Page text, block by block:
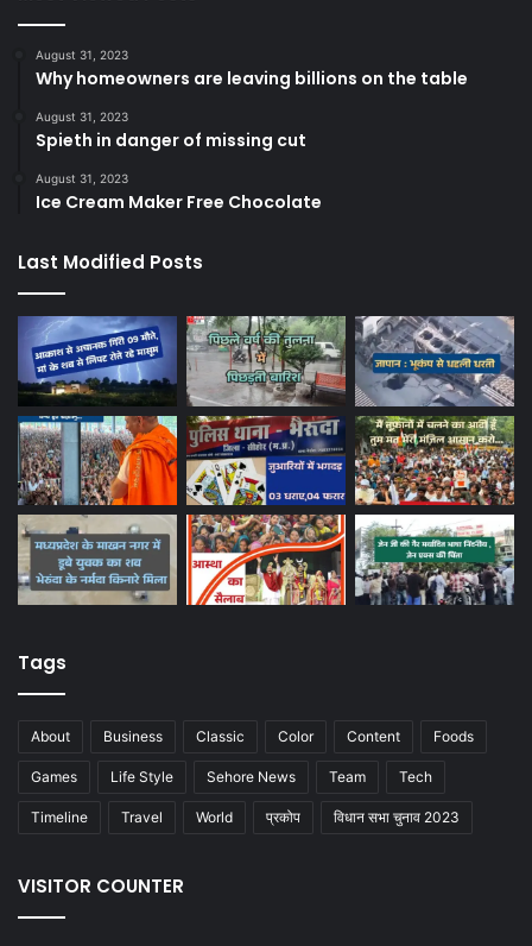
August 31, 2023
Why homeowners are leaving billions on the table
August 31, 2023
Spieth in danger of missing cut
August 31, 2023
Ice Cream Maker Free Chocolate
Last Modified Posts
Tags
About Business Classic Color Content Foods
Games Life Style Sehore News Team Tech
Timeline Travel World प्रकोप विधान सभा चुनाव 2023
VISITOR COUNTER